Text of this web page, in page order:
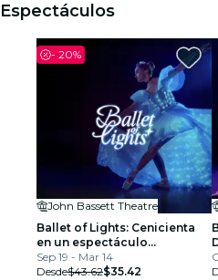
Espectáculos
- 20%
John Bassett Theatre
Ballet of Lights: Cenicienta
en un espectáculo
deslumbrante
Sep 19 - Mar 14
Desde$43.62$35.42